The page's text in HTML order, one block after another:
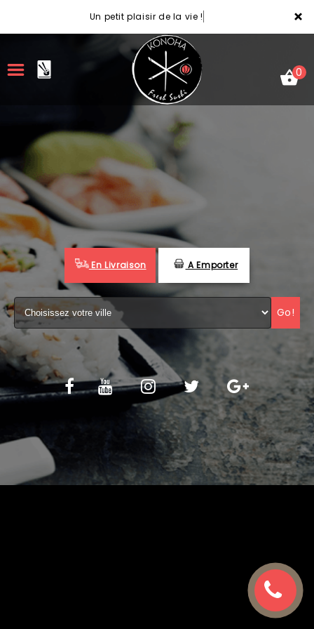
×
Un petit plaisir de la vie !
LA CARTE
VOTRE COMPTE
NOTRE RESTAURANT
VOS AVIS
MENTIONS LÉGALES
C.G.V
0
En Livraison A Emporter
Go!